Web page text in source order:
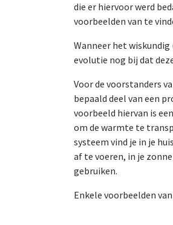
die er hiervoor werd
voorbeelden van te
Wanneer het
evolutie nog bij dat
Voor de voorstanders
bepaald deel van een
voorbeeld hiervan is
om de warmte te
systeem vind je in je
af te voeren, in je
gebruiken.
Enkele voorbeelden